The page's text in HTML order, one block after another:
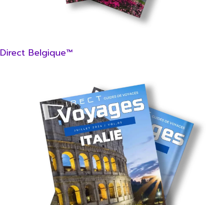
Direct Belgique™